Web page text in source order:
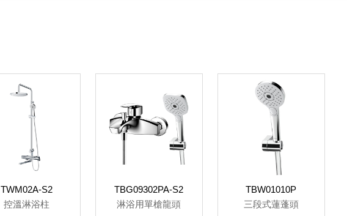
TWM02A-S2
控溫淋浴柱
TBG09302PA-S2
淋浴用單槍龍頭
TBW01010P
三段式蓮蓬頭